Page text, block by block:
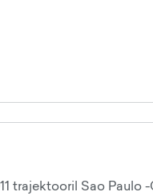
trajektooril Sao Paulo